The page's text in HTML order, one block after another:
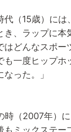
代（15歳）に
き、ラップに本
はどんなスポー
も一度ヒップホ
なった。」
時（2007年）
もミックステー